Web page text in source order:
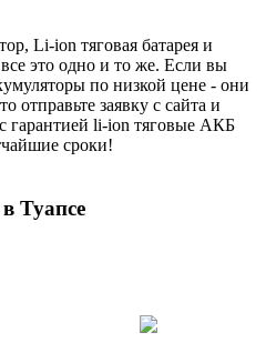
Li-ion тяговая батарея и
это одно и то же. Если вы
по низкой цене - они
отправьте заявку с сайта и
гарантией li-ion тяговые АКБ
сроки!
Туапсе